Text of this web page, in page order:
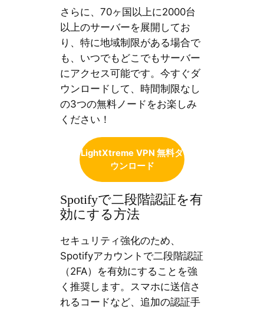
さらに、70ヶ国以上に2000台
以上のサーバーを展開してお
り、特に地域制限がある場合で
も、いつでもどこでもサーバー
にアクセス可能です。今すぐダ
ウンロードして、時間制限なし
の3つの無料ノードをお楽しみ
ください！
LightXtreme VPN 無料ダ
ウンロード
Spotifyで二段階認証を有
効にする方法
セキュリティ強化のため、
Spotifyアカウントで二段階認証
（2FA）を有効にすることを強
く推奨します。スマホに送信さ
れるコードなど、追加の認証手